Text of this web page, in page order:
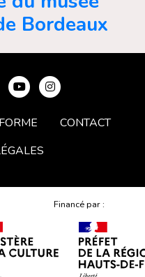
Bordeaux
CONTACT
Financé par :